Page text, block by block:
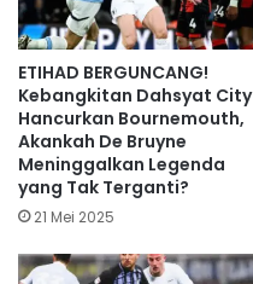
ETIHAD BERGUNCANG!
Kebangkitan Dahsyat City
Hancurkan Bournemouth,
Akankah De Bruyne
Meninggalkan Legenda
yang Tak Terganti?
21 Mei 2025